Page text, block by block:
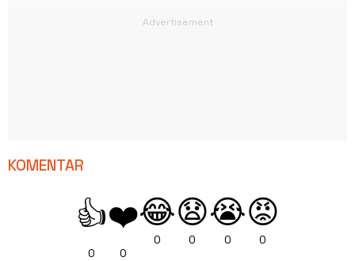
KOMENTAR
👍
0
❤️
0
😂
0
😧
0
😭
0
😡
0